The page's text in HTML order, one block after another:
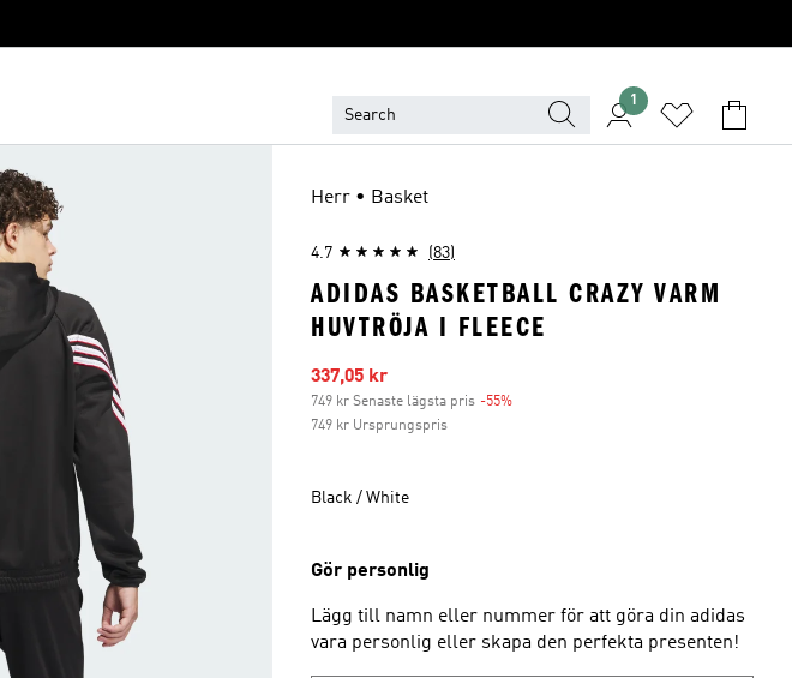
1
Herr • Basket
4.7 (83)
ADIDAS BASKETBALL CRAZY VARM
HUVTRÖJA I FLEECE
Reapris
337,05 kr
749 kr Senaste lägsta pris -55%
749 kr Ursprungspris
Black / White
Gör personlig
Lägg till namn eller nummer för att göra din adidas
vara personlig eller skapa den perfekta presenten!